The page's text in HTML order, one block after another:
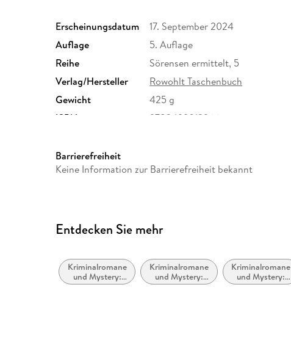
Erscheinungsdatum 17. September 2024
Auflage
5. Auflage
Reihe
Sörensen ermittelt, 5
Verlag/Hersteller
Rowohlt Taschenbuch
Gewicht
425 g
ISBN
9783499013966
Barrierefreiheit
Keine Information zur Barrierefreiheit bekannt
Entdecken Sie mehr
Kriminalromane
und Mystery:
Cosy Mystery
Kriminalromane
und Mystery:
Humor
Kriminalromane
und Mystery:
Polizeiarbeit &